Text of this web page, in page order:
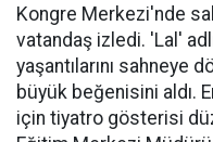
Kongre Merkezi'nde
vatandaş izledi. 'Lal'
yaşantılarını sahneye
büyük beğenisini aldı.
için tiyatro gösterisi